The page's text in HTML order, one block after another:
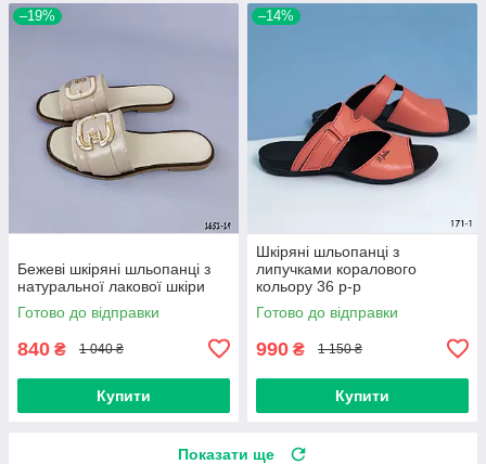
–19%
Бежеві шкіряні шльопанці з
натуральної лакової шкіри
Готово до відправки
840 ₴ 1 040 ₴
Купити
–14%
Шкіряні шльопанці з
липучками коралового
кольору 36 р-р
Готово до відправки
990 ₴ 1 150 ₴
Купити
Показати ще